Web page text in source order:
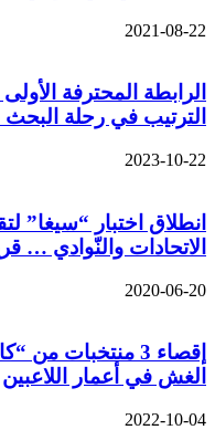
2021-08-22
الرابطة المحترفة
الترتيب في رحلة
2023-10-22
انطلاق اختبار “سيغا”
الاتحادات والنّوادي …
2020-06-20
إقصاء 3 منتخبات
الغش في أعمار اللاعبين
2022-10-04